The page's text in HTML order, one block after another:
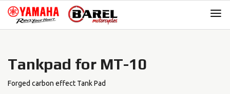
Skip
navigation
Skip
content
Tankpad for MT-10
Forged carbon effect Tank Pad